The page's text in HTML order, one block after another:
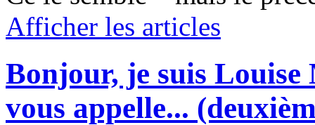
Afficher les articles
Bonjour, je suis Louise
vous appelle...